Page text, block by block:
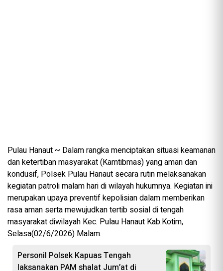
Pulau Hanaut ~ Dalam rangka menciptakan situasi keamanan
dan ketertiban masyarakat (Kamtibmas) yang aman dan
kondusif, Polsek Pulau Hanaut secara rutin melaksanakan
kegiatan patroli malam hari di wilayah hukumnya. Kegiatan ini
merupakan upaya preventif kepolisian dalam memberikan
rasa aman serta mewujudkan tertib sosial di tengah
masyarakat diwilayah Kec. Pulau Hanaut Kab.Kotim,
Selasa(02/6/2026) Malam.
Personil Polsek Kapuas Tengah
laksanakan PAM shalat Jum’at di